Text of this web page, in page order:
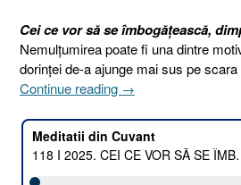
Cei ce vor să se îmbogăţească,
Nemulțumirea poate fi una dintre
dorinței de-a ajunge mai sus pe
Continue reading „118
2025.
CEI
CE
→